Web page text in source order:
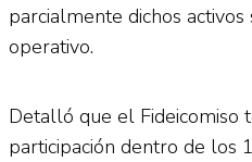
parcialmente dichos
operativo.
Detalló que el Fideicomiso
participación dentro de los